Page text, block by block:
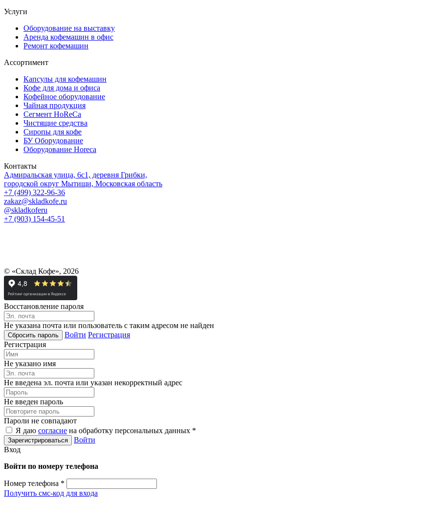
Услуги
Оборудование на выставку
Аренда кофемашин в офис
Ремонт кофемашин
Ассортимент
Капсулы для кофемашин
Кофе для дома и офиса
Кофейное оборудование
Чайная продукция
Сегмент HoReCa
Чистящие средства
Сиропы для кофе
БУ Оборудование
Оборудование Horeca
Контакты
Адмиральская улица, 6с1, деревня Грибки,
городской округ Мытищи, Московская область
+7 (499) 322-96-36
zakaz@skladkofe.ru
@skladkoferu
+7 (903) 154-45-51
© «Склад Кофе», 2026
Восстановление пароля
Не указана почта или пользователь с таким адресом не найден
Войти Регистрация
Регистрация
Не указано имя
Не введена эл. почта или указан некорректный адрес
Не введен пароль
Пароли не совпадают
Я даю согласие на обработку персональных данных *
Войти
Вход
Войти по номеру телефона
Номер телефона *
Получить смс-код для входа